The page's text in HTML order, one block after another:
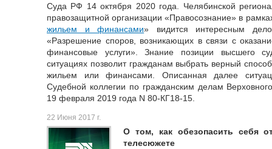
Суда РФ 14 октября 2020 года. Челябинской
правозащитной организации «Правосознание» в
жильем и финансами» видится интересным
«Разрешение споров, возникающих в связи с
финансовые услуги». Знание позиции высшего
ситуациях позволит гражданам выбрать верный
жильем или финансами. Описанная далее
Судебной коллегии по гражданским делам
19 февраля 2019 года N 80-КГ18-15.
22 Июня 2017 г.
О том, как обезопасить себя
телесюжете